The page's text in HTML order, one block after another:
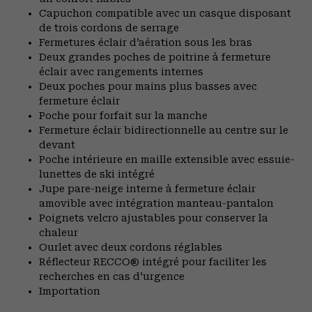
Capuchon compatible avec un casque disposant
de trois cordons de serrage
Fermetures éclair d’aération sous les bras
Deux grandes poches de poitrine à fermeture
éclair avec rangements internes
Deux poches pour mains plus basses avec
fermeture éclair
Poche pour forfait sur la manche
Fermeture éclair bidirectionnelle au centre sur le
devant
Poche intérieure en maille extensible avec essuie-
lunettes de ski intégré
Jupe pare-neige interne à fermeture éclair
amovible avec intégration manteau-pantalon
Poignets velcro ajustables pour conserver la
chaleur
Ourlet avec deux cordons réglables
Réflecteur RECCO® intégré pour faciliter les
recherches en cas d’urgence
Importation